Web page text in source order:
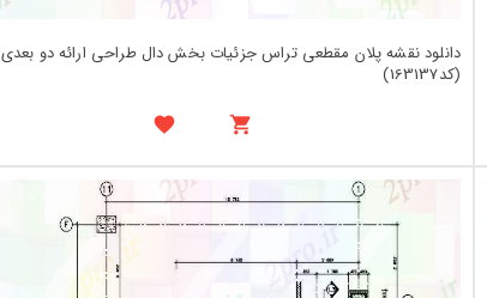
دانلود نقشه پلان مقطعی تراس جزئیات بخش دال طراحی ارائه دو بعدی
(کد163137)